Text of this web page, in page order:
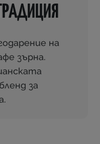
на
зърна.
за